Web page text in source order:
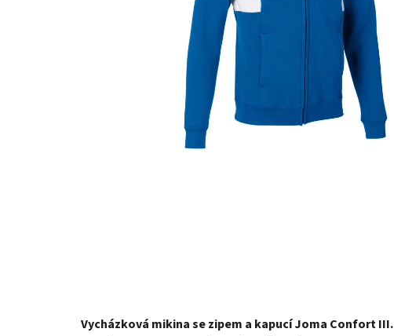
Vycházková mikina se zipem a kapucí Joma Confort III.